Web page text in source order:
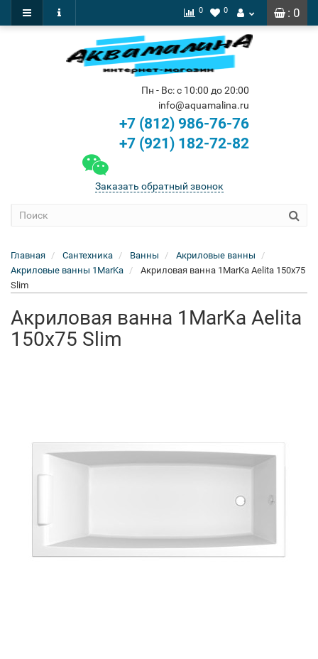
: 0
0 0
Пн - Вс: с 10:00 до 20:00
info@aquamalina.ru
+7 (812) 986-76-76
+7 (921) 182-72-82
Заказать обратный звонок
Главная Сантехника Ванны
Акриловые ванны
Акриловые ванны 1MarKa
Акриловая ванна 1MarKa Aelita 150x75
Slim
Акриловая ванна 1MarKa Aelita
150x75 Slim